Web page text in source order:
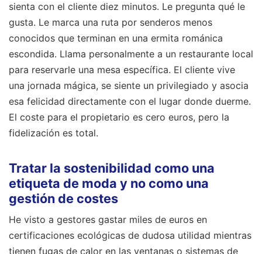
sienta con el cliente diez minutos. Le pregunta qué le
gusta. Le marca una ruta por senderos menos
conocidos que terminan en una ermita románica
escondida. Llama personalmente a un restaurante local
para reservarle una mesa específica. El cliente vive
una jornada mágica, se siente un privilegiado y asocia
esa felicidad directamente con el lugar donde duerme.
El coste para el propietario es cero euros, pero la
fidelización es total.
Tratar la sostenibilidad como una
etiqueta de moda y no como una
gestión de costes
He visto a gestores gastar miles de euros en
certificaciones ecológicas de dudosa utilidad mientras
tienen fugas de calor en las ventanas o sistemas de